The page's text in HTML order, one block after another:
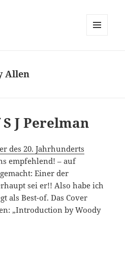
Allen
J Perelman
des 20. Jahrhunderts
empfehlend! – auf
Einer der
sei er!! Also habe ich
als Best-of. Das Cover
„Introduction by Woody